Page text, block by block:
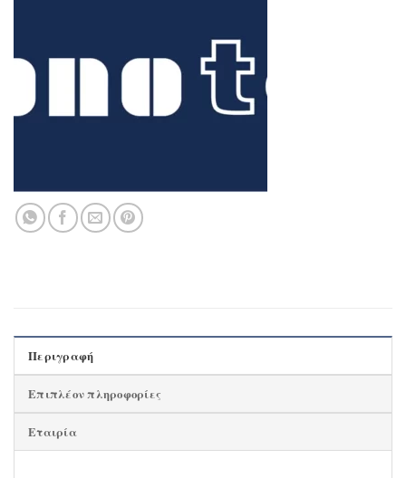
Περιγραφή
Επιπλέον πληροφορίες
Εταιρία